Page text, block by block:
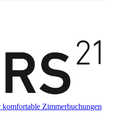
komfortable Zimmerbuchungen